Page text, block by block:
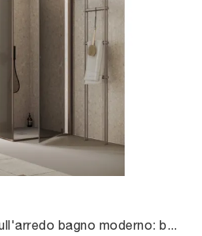
Ottieni informazioni sull'arredo bagno moderno: box doccia in vetro come il modello Roller di Agha ti aspettano.